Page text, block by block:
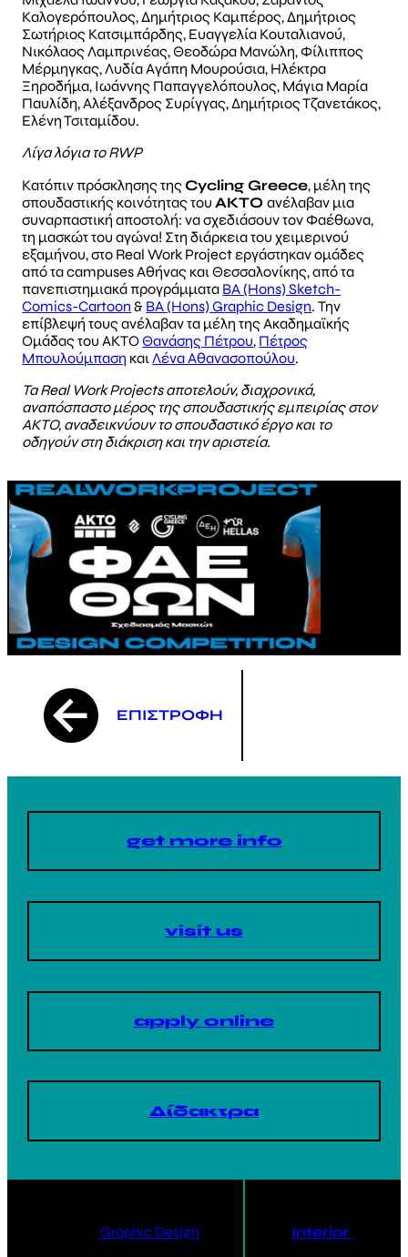
Καλογερόπουλος, Δημήτριος Καμπέρος, Δημήτριος
Σωτήριος Κατσιμπάρδης, Ευαγγελία Κουταλιανού,
Νικόλαος Λαμπρινέας, Θεοδώρα Μανώλη, Φίλιππος
Μέρμηγκας, Λυδία Αγάπη Μουρούσια, Ηλέκτρα
Ξηροδήμα, Ιωάννης Παπαγγελόπουλος, Μάγια Μαρία
Παυλίδη, Αλέξανδρος Συρίγγας, Δημήτριος Τζανετάκος,
Ελένη Τσιταμίδου.
Λίγα λόγια το RWP
Κατόπιν πρόσκλησης τηςCycling Greece, μέλη της
σπουδαστικής κοινότητας του ΑΚΤΟανέλαβαν μια
συναρπαστική αποστολή: να σχεδιάσουν τον Φαέθωνα,
τη μασκώτ του αγώνα! Στη διάρκεια του χειμερινού
εξαμήνου, στο Real Work Project εργάστηκαν ομάδες
από τα campuses Αθήνας και Θεσσαλονίκης, από τα
πανεπιστημιακά προγράμματα ΒΑ (Hons) Sketch-
Comics-Cartoon & ΒΑ (Hons) Graphic Design. Την
επίβλεψή τους ανέλαβαν τα μέλη της Ακαδημαϊκής
Ομάδας του ΑΚΤΟΘανάσης Πέτρου, Πέτρος
Μπουλούμπαση καιΛένα Αθανασοπούλου.
Τα Real Work Projects αποτελούν, διαχρονικά,
αναπόσπαστο μέρος της σπουδαστικής εμπειρίας στον
ΑΚΤΟ, αναδεικνύουν το σπουδαστικό έργο και το
οδηγούν στη διάκριση και την αριστεία.
ΕΠΙΣΤΡΟΦΗ
get more info
visit us
apply online
Δίδακτρα
Graphic Design Interior Design